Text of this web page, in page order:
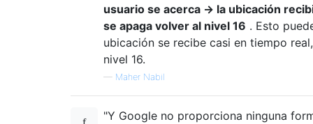
usuario se acerca -> la ubicación
se apaga volver al nivel 16 . Esto
ubicación se recibe casi en tiempo
nivel 16.
— Maher Nabil
"Y Google no proporciona ninguna